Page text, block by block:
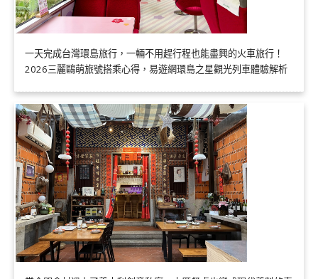
一天完成台灣環島旅行，一輛不用趕行程也能盡興的火車旅行！
2026三麗鷗萌旅號搭乘心得，易遊網環島之星觀光列車體驗解析